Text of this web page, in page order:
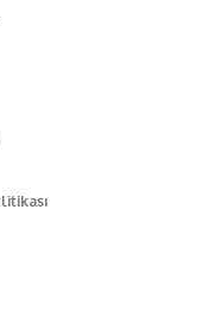
No3/A Kadıköy İstanbul